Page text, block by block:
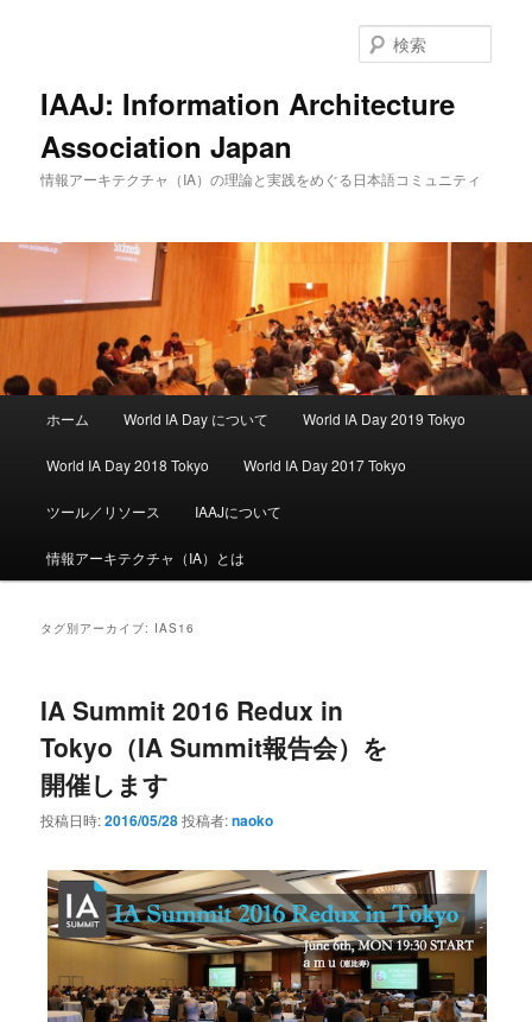
IAAJ: Information Architecture
Association Japan
情報アーキテクチャ（IA）の理論と実践をめぐる日本語コミュニティ
索
メインコンテンツへ移動
サブコンテンツへ移動
ホーム World IA Day について World IA Day 2019 Tokyo
World IA Day 2018 Tokyo World IA Day 2017 Tokyo
ツール／リソース IAAJについて
情報アーキテクチャ（IA）とは
タグ別アーカイブ: IAS16
IA Summit 2016 Redux in
Tokyo（IA Summit報告会）を
開催します
投稿日時:2016/05/28投稿者:naoko